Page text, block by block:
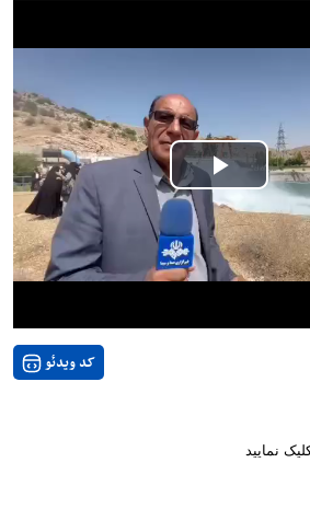
Play
Video
کد ویدئو
نمایید